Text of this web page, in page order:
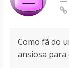
Como fã do
ansiosa para